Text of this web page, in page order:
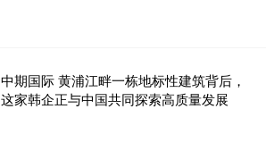
中期国际 黄浦江畔一栋地标性建筑背后，
这家韩企正与中国共同探索高质量发展